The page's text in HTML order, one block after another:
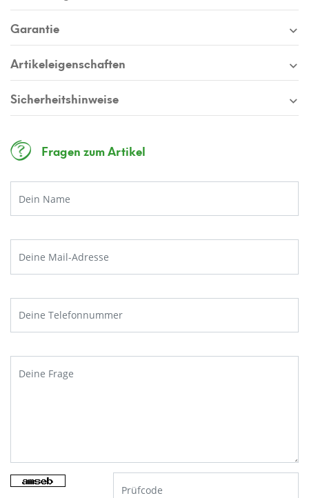
Garantie
Artikeleigenschaften
Sicherheitshinweise
Fragen zum Artikel
Gutscheinab einem Einkaufswert von 250€.